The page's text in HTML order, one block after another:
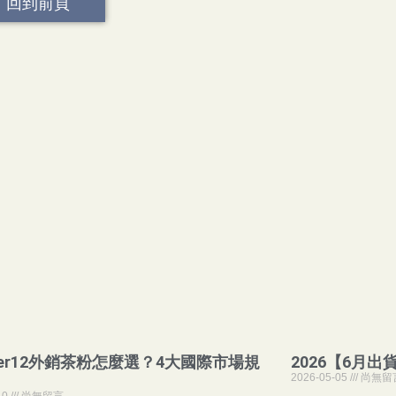
外銷茶粉怎麼選？4大國際市場規 2026【6月出
2026-05-05 尚無留